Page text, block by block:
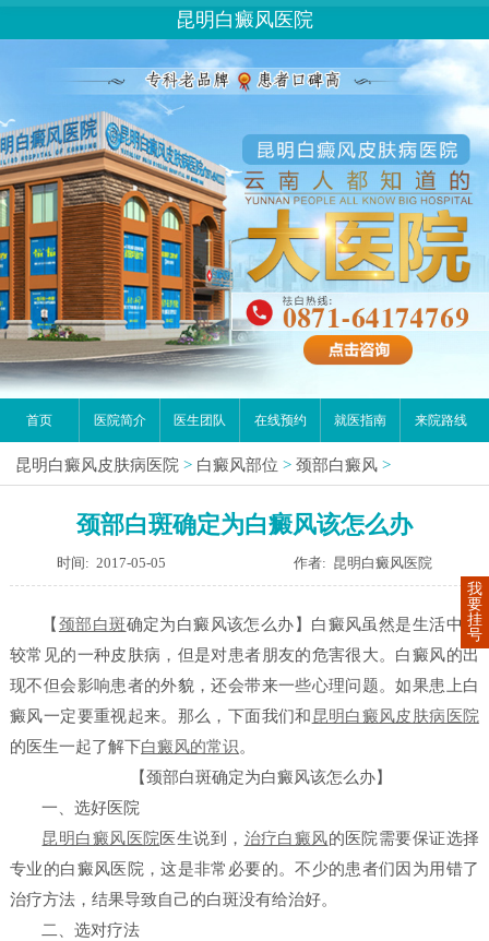
昆明白癜风医院
首页 医院简介 医生团队 在线预约 就医指南 来院路线
昆明白癜风皮肤病医院 > 白癜风部位 > 颈部白癜风 >
颈部白斑确定为白癜风该怎么办
时间: 2017-05-05 作者: 昆明白癜风医院
【 颈部白斑确定为白癜风该怎么办】 白癜风虽然是生活中比
较常见的一种皮肤病，但是对患者朋友的危害很大。白癜风的出
现不但会影响患者的外貌，还会带来一些心理问题。如果患上白
癜风一定要重视起来。那么，下面我们和昆明白癜风皮肤病医院
的医生一起了解下白癜风的常识。
【颈部白斑确定为白癜风该怎么办】
一、选好医院
昆明白癜风医院医生说到， 治疗白癜风的医院需要保证选择
专业的白癜风医院，这是非常必要的。不少的患者们因为用错了
治疗方法，结果导致自己的白斑没有给治好。
二、选对疗法
我
要
挂
号